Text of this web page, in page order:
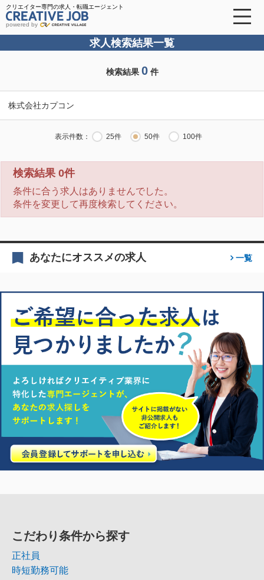
クリエイター専門の求人・転職エージェント
powered by
求人検索結果一覧
検索結果 0件
株式会社カプコン
表示件数： 25件 50件 100件
検索結果 0件
条件に合う求人はありませんでした。
条件を変更して再度検索してください。
あなたにオススメの求人 一覧
こだわり条件から探す
正社員
時短勤務可能